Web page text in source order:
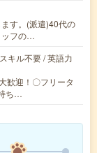
す。(派遣)40代の
ッフの…
キル不要 / 英語力
歓迎！〇フリータ
ち…